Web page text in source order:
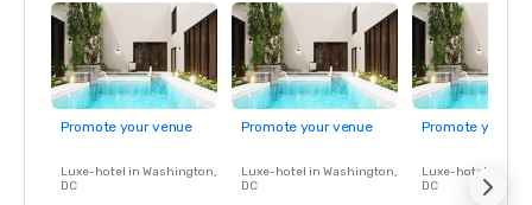
Promote your venue
Luxe-hotel in Washington,
DC
Promote your venue
Luxe-hotel in Washington,
DC
Promote your
Luxe-hotel in
DC